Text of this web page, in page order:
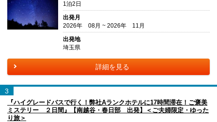
1泊2日
出発月
2026年 08月 ~ 2026年 11月
出発地
埼玉県
詳細を見る
3
『ハイグレードバスで行く！弊社Aランクホテルに17時間滞在！ご褒美
ミステリー ２日間』【南越谷・春日部 出発】＜ご夫婦限定・ゆった
り旅＞